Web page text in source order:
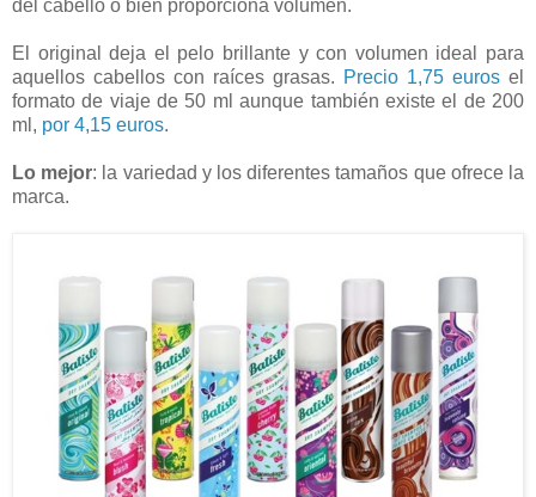
del cabello o bien proporciona volumen.
El original deja el pelo brillante y con volumen ideal para
aquellos cabellos con raíces grasas. Precio 1,75 euros el
formato de viaje de 50 ml aunque también existe el de 200
ml, por 4,15 euros.
Lo mejor: la variedad y los diferentes tamaños que ofrece la
marca.